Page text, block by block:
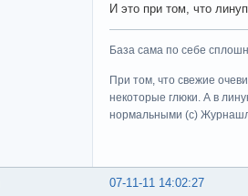
И это при том, что
База сама по себе
При том, что свежие
некоторые глюки. А в
нормальными (c)
07-11-11 14:02:27